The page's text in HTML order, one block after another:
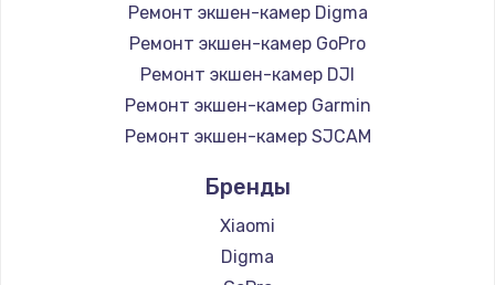
Ремонт экшен-камер Digma
Ремонт экшен-камер GoPro
Ремонт экшен-камер DJI
Ремонт экшен-камер Garmin
Ремонт экшен-камер SJCAM
Бренды
Xiaomi
Digma